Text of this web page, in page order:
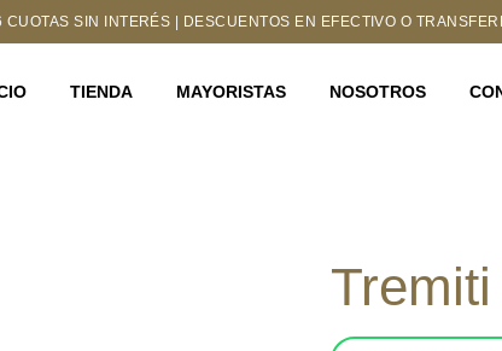
CUOTAS SIN INTERÉS | DESCUENTOS EN EFECTIVO O
TIENDA MAYORISTAS NOSOTROS
Tremiti